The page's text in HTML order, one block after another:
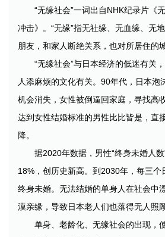
“无缘社会”一词出自NHK纪录片
冲击》。“无缘”指无社缘、无血缘、无
朋友，和家人断绝关系，也对所居住的
“无缘社会”与日本经济的低迷有关
人添麻烦的文化有关。90年代，日本泡
机会消失，女性被倒逼回家庭，寻找高
达到女性结婚标准的男性比比皆是，直
降。
据2020年数据，男性“终身未婚人
18%，创历史新高。到2030年，每三个
终身未婚。无法结婚的单身人在社会中
漠亲缘，导致日本老人们也落得无人照
单身、老龄化、无缘社会的出现，